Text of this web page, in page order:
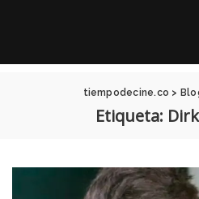
tiempodecine.co >
Etiqueta: